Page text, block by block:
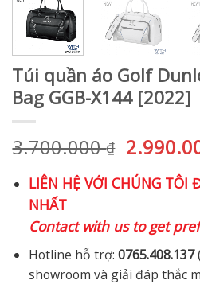
Túi quần áo Golf
Bag GGB-X144 [2022]
3.700.000₫
Giá
gốc
là:
LIÊN HỆ VỚI CHÚNG TÔI
NHẤT
Contact with us to get
Hotline hỗ trợ: 0765.408.137
showroom và giải đáp thắc